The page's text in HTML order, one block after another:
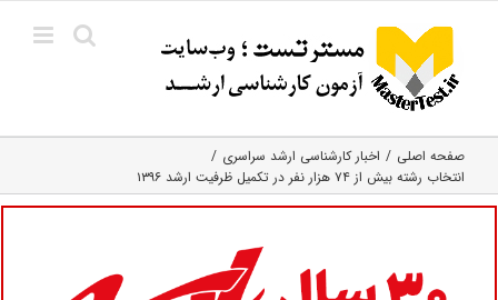
content
صفحه اصلی
اخبار کارشناسی ارشد سراسری
انتخاب رشته بیش از ۷۴ هزار نفر در تکمیل ظرفیت ارشد ۱۳۹۶